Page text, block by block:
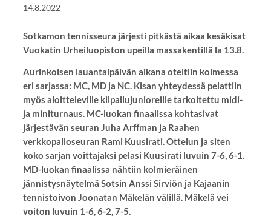
14.8.2022
Sotkamon tennisseura järjesti pitkästä aikaa kesäkisat
Vuokatin Urheiluopiston upeilla massakentillä la 13.8.
Aurinkoisen lauantaipäivän aikana oteltiin kolmessa
eri sarjassa: MC, MD ja NC. Kisan yhteydessä pelattiin
myös aloitteleville kilpailujunioreille tarkoitettu midi-
ja miniturnaus. MC-luokan finaalissa kohtasivat
järjestävän seuran Juha Arffman ja Raahen
verkkopalloseuran Rami Kuusirati. Ottelun ja siten
koko sarjan voittajaksi pelasi Kuusirati luvuin 7-6, 6-1.
MD-luokan finaalissa nähtiin kolmieräinen
jännistysnäytelmä Sotsin Anssi Sirviön ja Kajaanin
tennistoivon Joonatan Mäkelän välillä. Mäkelä vei
voiton luvuin 1-6, 6-2, 7-5.